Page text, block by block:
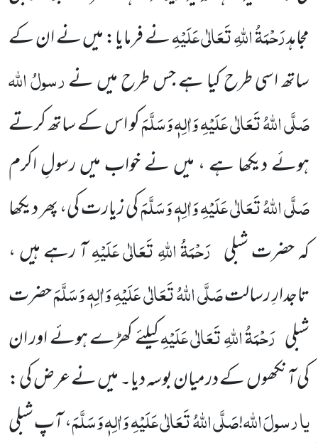
مجاہدرَحْمَۃُ اللہِ تَعَالٰی عَلَیْہِنے فرمایا: میں نے ان کے
ساتھ اسی طرح کیا ہے جس طرح میں نےرسولُ اللہ
صَلَّی اللہُ تَعَالٰی عَلَیْہِ وَاٰلِہٖ وَسَلَّمَکو اس کے ساتھ کرتے
ہوئے دیکھا ہے ، میں نے خواب میں رسولِ اکرم
صَلَّی اللہُ تَعَالٰی عَلَیْہِ وَاٰلِہٖ وَسَلَّمَکی زیارت کی، پھر دیکھا
کہ حضرت شبلی رَحْمَۃُ اللہِ تَعَالٰی عَلَیْہِآ رہے ہیں ،
تاجدارِ رسالتصَلَّی اللہُ تَعَالٰی عَلَیْہِ وَاٰلِہٖ وَسَلَّمَحضرت
شبلی رَحْمَۃُ اللہِ تَعَالٰی عَلَیْہِکیلئے کھڑے ہوئے اور ان
کی آنکھوں کے درمیان بوسہ دیا۔ میں نے عرض کی :
یارسولَاللہ!صَلَّی اللہُ تَعَالٰی عَلَیْہِ وَاٰلِہٖ وَسَلَّمَ، آپ شبلی